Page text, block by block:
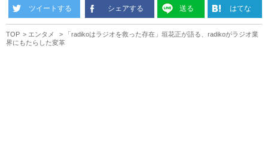
ツイートする シェアする 送る はてな
TOP エンタメ
「radikoはラジオを救った存在」垣花正が語る、radikoがラジオ業
界にもたらした変革